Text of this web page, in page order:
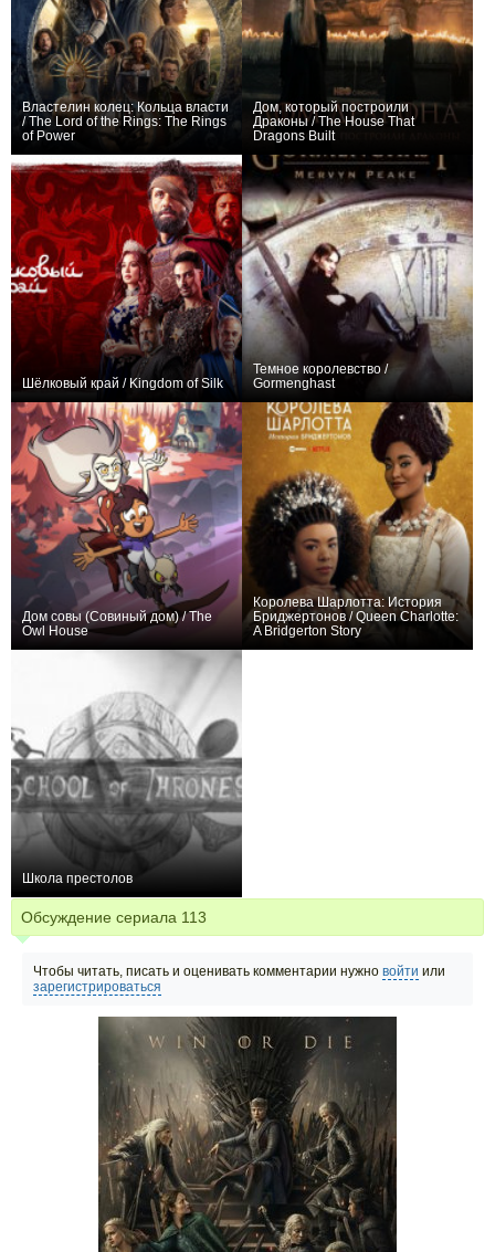
Властелин колец: Кольца власти
/ The Lord of the Rings: The Rings
of Power
Дом, который построили
Драконы / The House That
Dragons Built
Шёлковый край / Kingdom of Silk
Темное королевство /
Gormenghast
Дом совы (Совиный дом) / The
Owl House
Королева Шарлотта: История
Бриджертонов / Queen Charlotte:
A Bridgerton Story
Школа престолов
Обсуждение сериала 113
Чтобы читать, писать и оценивать комментарии нужно войти или
зарегистрироваться